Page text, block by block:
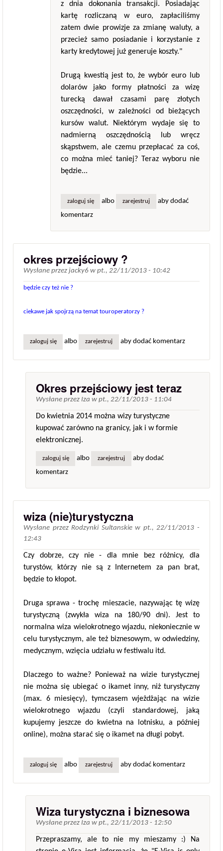
z dnia dokonania transakcji. Posiadając
kartę rozliczaną w euro, zapłaciliśmy
zatem dwie prowizje za zmianę waluty, a
przecież samo posiadanie i korzystanie z
karty kredytowej już generuje koszty."
Drugą kwestią jest to, że wybór euro lub
dolarów jako formy płatności za wizę
turecką dawał czasami parę złotych
oszczędności, w zależności od bieżących
kursów walut. Niektórym wydaje się to
nadmierną oszczędnością lub wręcz
skąpstwem, ale czemu przepłacać za coś,
co można mieć taniej? Teraz wyboru nie
będzie...
zaloguj się albo zarejestruj
aby dodać
komentarz
okres przejściowy ?
Wysłane przez jacky6 w pt., 22/11/2013 - 10:42
będzie czy też nie ?
ciekawe jak spojrzą na temat touroperatorzy ?
zaloguj się albo zarejestruj aby dodać komentarz
Okres przejściowy jest teraz
Wysłane przez Iza w pt., 22/11/2013 - 11:04
Do kwietnia 2014 można wizy turystyczne
kupować zarówno na granicy, jak i w formie
elektronicznej.
zaloguj się albo zarejestruj
aby dodać
komentarz
wiza (nie)turystyczna
Wysłane przezRodzynki Sultanskiew pt., 22/11/2013 -
12:43
Czy dobrze, czy nie - dla mnie bez różnicy, dla
turystów, którzy nie są z Internetem za pan brat,
będzie to kłopot.
Druga sprawa - trochę mieszacie, nazywając tę wizę
turystyczną (zwykła wiza na 180/90 dni). Jest to
normalna wiza wielokrotnego wjazdu, niekoniecznie w
celu turystycznym, ale też biznesowym, w odwiedziny,
medycznym, wzięcia udziału w festiwalu itd.
Dlaczego to ważne? Ponieważ na wizie turystycznej
nie można się ubiegać o ikamet inny, niż turystyczny
(max. 6 miesięcy), tymczasem wjeżdżając na wizie
wielokrotnego wjazdu (czyli standardowej, jaką
kupujemy jeszcze do kwietna na lotnisku, a później
online), można starać się o ikamet na długi pobyt.
zaloguj się albo zarejestruj aby dodać komentarz
Wiza turystyczna i biznesowa
Wysłane przez Iza w pt., 22/11/2013 - 12:50
Przepraszamy, ale to nie my mieszamy :) Na